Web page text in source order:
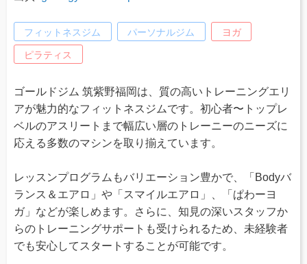
フィットネスジム パーソナルジム ヨガ
ピラティス
ゴールドジム 筑紫野福岡は、質の高いトレーニングエリ
アが魅力的なフィットネスジムです。初心者〜トップレ
ベルのアスリートまで幅広い層のトレーニーのニーズに
応える多数のマシンを取り揃えています。
レッスンプログラムもバリエーション豊かで、「Bodyバ
ランス＆エアロ」や「スマイルエアロ」、「ぱわーヨ
ガ」などが楽しめます。さらに、知見の深いスタッフか
らのトレーニングサポートも受けられるため、未経験者
でも安心してスタートすることが可能です。